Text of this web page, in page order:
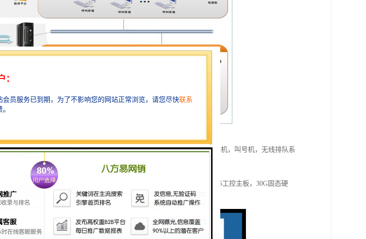
示屏，综合显示屏，呼叫器都采用无线，布线维护简单；超薄时尚款排队机，叫号机，无线排队系
示屏、17寸触摸屏、爱普生532高速热敏打印机、PC控制主机（采用 D525工控主板，30G固态硬
语音系统、内置功放及音响、无线模块一个、通讯控制器一个。